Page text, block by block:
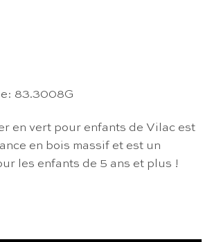
83.3008G
en vert pour enfants de Vilac est
en bois massif et est un
les enfants de 5 ans et plus !